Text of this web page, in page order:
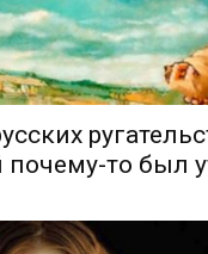
почему-то был